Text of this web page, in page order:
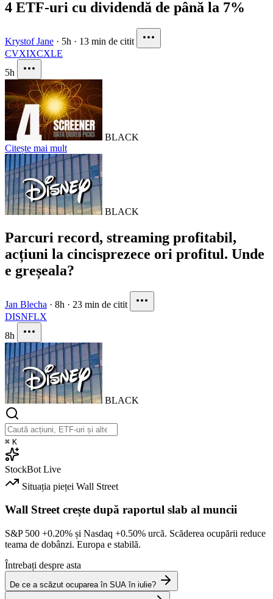
4 ETF-uri cu dividendă de până la 7%
Krystof Jane · 5h · 13 min de citit
CVXIXCXLE
5h
BLACK
Citește mai mult
BLACK
Parcuri record, streaming profitabil,
acțiuni la cincisprezece ori profitul. Unde
e greșeala?
Jan Blecha · 8h · 23 min de citit
DISNFLX
8h
BLACK
⌘ K
StockBot Live
Situația pieței Wall Street
Wall Street crește după raportul slab al muncii
S&P 500 +0.20% și Nasdaq +0.50% urcă. Scăderea ocupării reduce
teama de dobânzi. Europa e stabilă.
Întrebați despre asta
De ce a scăzut ocuparea în SUA în iulie?